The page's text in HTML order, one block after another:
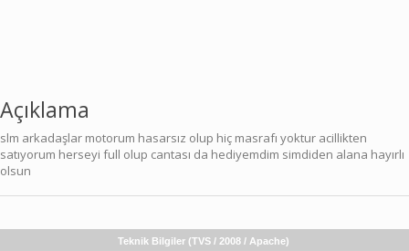
Açıklama
slm arkadaşlar motorum hasarsız olup hiç masrafı yoktur acillikten
satıyorum herseyi full olup cantası da hediyemdim simdiden alana hayırlı
olsun
Teknik Bilgiler (TVS / 2008 / Apache)